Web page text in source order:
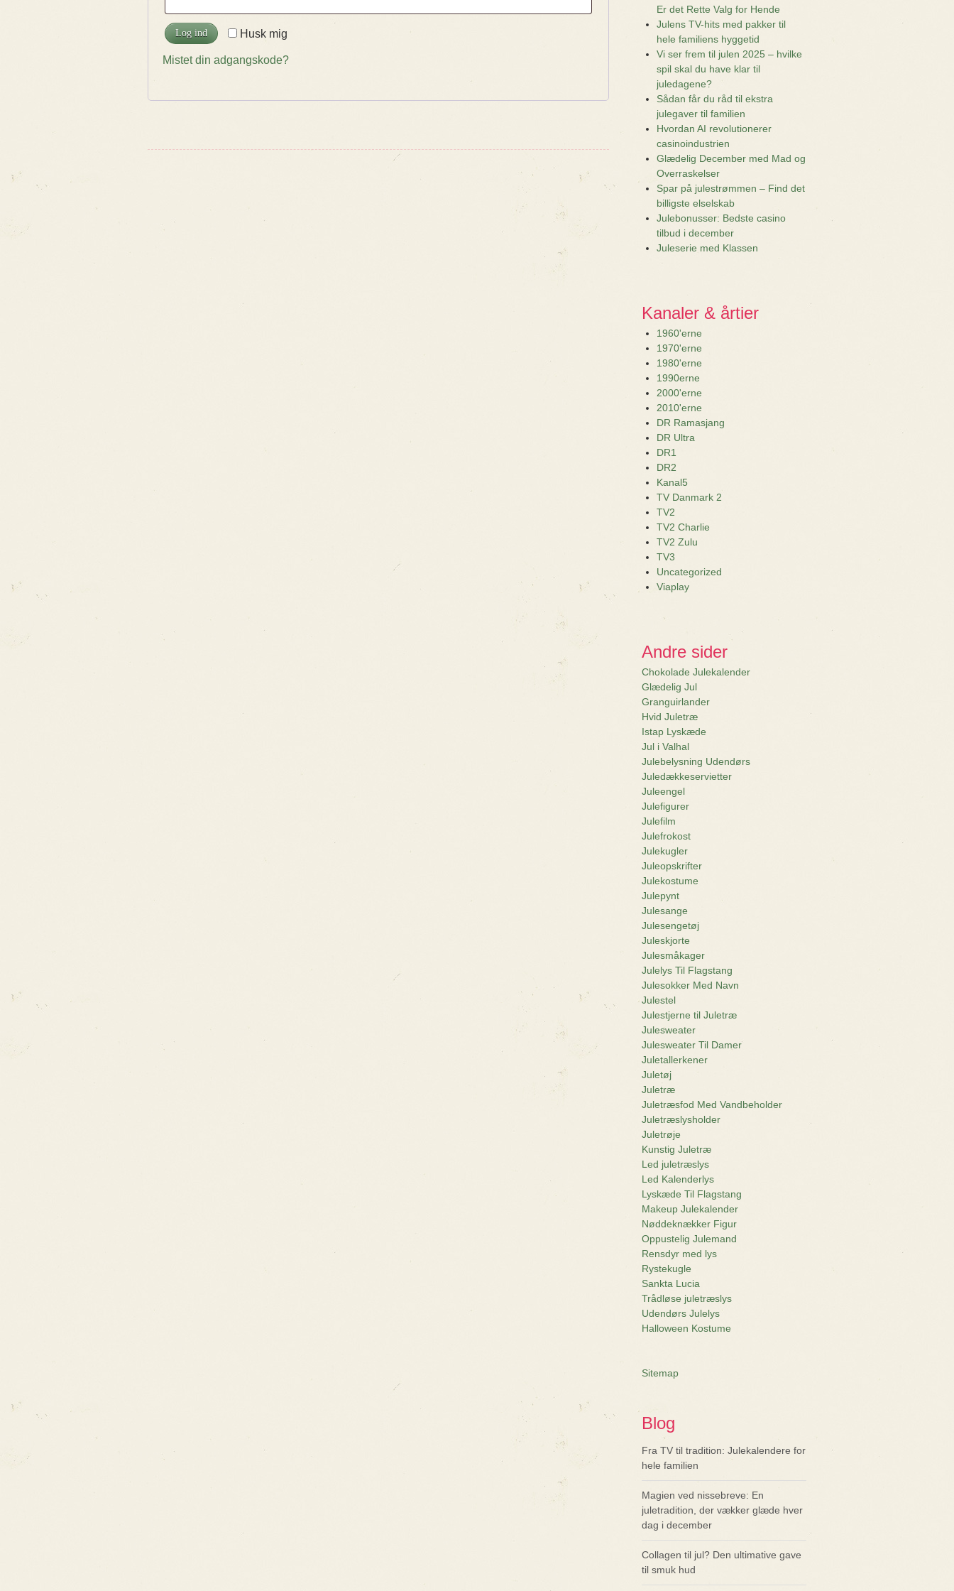
Husk mig
Log ind
Mistet din adgangskode?
Er det Rette Valg for Hende
Julens TV-hits med pakker til
hele familiens hyggetid
Vi ser frem til julen 2025 – hvilke
spil skal du have klar til
juledagene?
Sådan får du råd til ekstra
julegaver til familien
Hvordan AI revolutionerer
casinoindustrien
Glædelig December med Mad og
Overraskelser
Spar på julestrømmen – Find det
billigste elselskab
Julebonusser: Bedste casino
tilbud i december
Juleserie med Klassen
Kanaler & årtier
1960'erne
1970'erne
1980'erne
1990erne
2000'erne
2010'erne
DR Ramasjang
DR Ultra
DR1
DR2
Kanal5
TV Danmark 2
TV2
TV2 Charlie
TV2 Zulu
TV3
Uncategorized
Viaplay
Andre sider
Chokolade Julekalender
Glædelig Jul
Granguirlander
Hvid Juletræ
Istap Lyskæde
Jul i Valhal
Julebelysning Udendørs
Juledækkeservietter
Juleengel
Julefigurer
Julefilm
Julefrokost
Julekugler
Juleopskrifter
Julekostume
Julepynt
Julesange
Julesengetøj
Juleskjorte
Julesmåkager
Julelys Til Flagstang
Julesokker Med Navn
Julestel
Julestjerne til Juletræ
Julesweater
Julesweater Til Damer
Juletallerkener
Juletøj
Juletræ
Juletræsfod Med Vandbeholder
Juletræslysholder
Juletrøje
Kunstig Juletræ
Led juletræslys
Led Kalenderlys
Lyskæde Til Flagstang
Makeup Julekalender
Nøddeknækker Figur
Oppustelig Julemand
Rensdyr med lys
Rystekugle
Sankta Lucia
Trådløse juletræslys
Udendørs Julelys
Halloween Kostume
Sitemap
Blog
Fra TV til tradition: Julekalendere for
hele familien
Magien ved nissebreve: En
juletradition, der vækker glæde hver
dag i december
Collagen til jul? Den ultimative gave
til smuk hud